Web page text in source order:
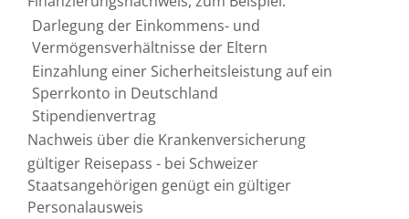
Darlegung der Einkommens- und
Vermögensverhältnisse der Eltern
Einzahlung einer Sicherheitsleistung auf ein
Sperrkonto in Deutschland
Stipendienvertrag
Nachweis über die Krankenversicherung
gültiger Reisepass - bei Schweizer
Staatsangehörigen genügt ein gültiger
Personalausweis